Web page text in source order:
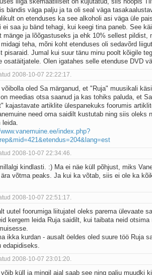
bändis väga palju ja ta oli seal väga
on etenduses ka see alkoholi asi väga üle
ei saa ju bänd tehagi, kui keegi tina paneb. See
mänge ja lõõgastuseks ja ehk 10% sellest pildist,
teha, mõni koht etenduses oli sedavõrd
pisaraid. Jumal kui suur tänu minu poolt kõigile
osatäitjatele. Olen igatahes selle etenduse DVD
2008-10-07 22:22:17.
võibolla oled Sa märganud, et "Ruja" muusikali
on meedias otsa saanud ja kas tohiks paluda, et
kajastavate artiklite ülespanekuks foorumis
need oma saidilt kustutab ning siis oleks
leida.
index.php?
2008-10-07 22:34:46.
kindlasti. :) Ma ei näe küll põhjust, miks
ära võtma peaks. Ja kui ka võtab, siis ei ole ka
2008-10-07 22:51:17.
uutel foorumiga liitujatel oleks parema ülevaate
kergem leida Ruja saidilt, kui taibata neid otsima
ikka kurdan - ausalt öeldes oled suure töö Ruja
edapidiseks.
2008-10-07 23:01:20.
võib küll ja mingil ajal saab see ning palju muudki